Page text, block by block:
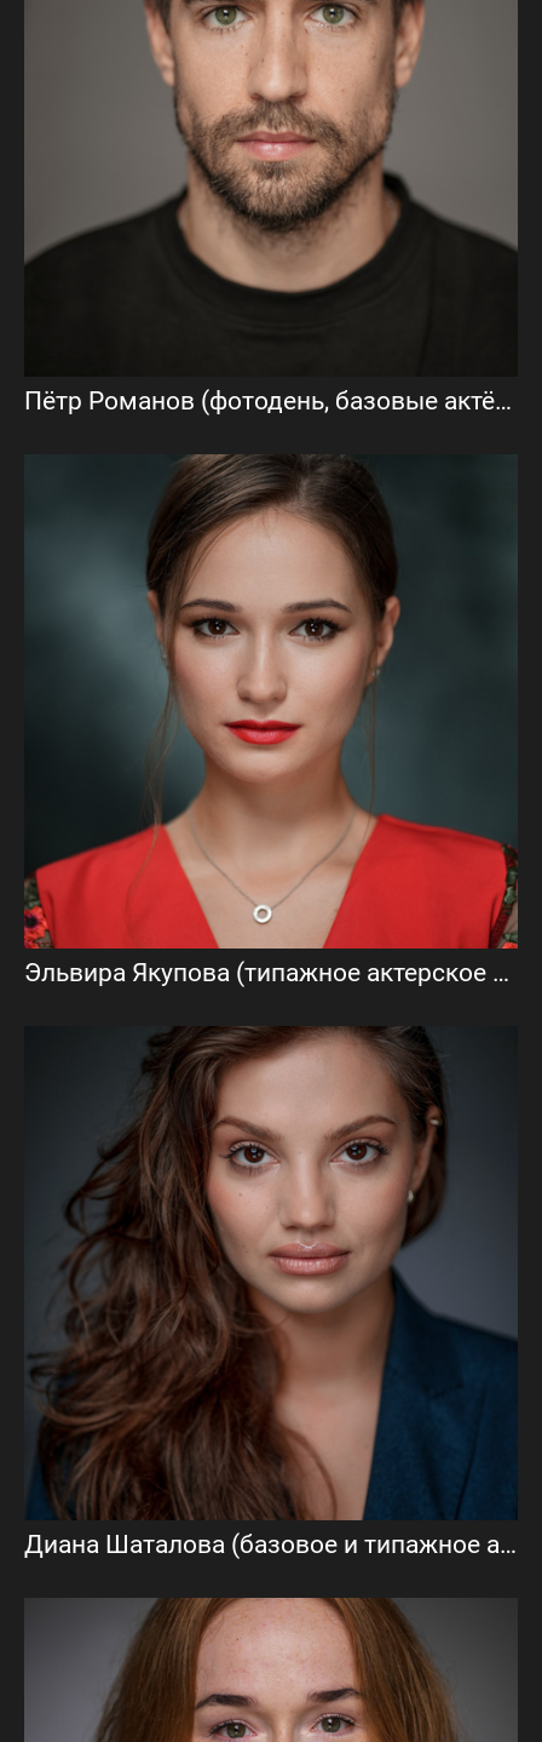
Пётр Романов (фотодень, базовые актёрские фото)
Эльвира Якупова (типажное актерское портфолио)
Диана Шаталова (базовое и типажное актерское портфолио)